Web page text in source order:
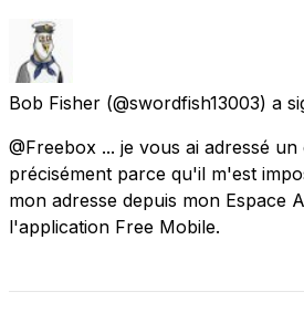
Bob Fisher (@swordfish13003) a
@Freebox ... je vous ai adressé
précisément parce qu'il m'est
mon adresse depuis mon Espace
l'application Free Mobile.